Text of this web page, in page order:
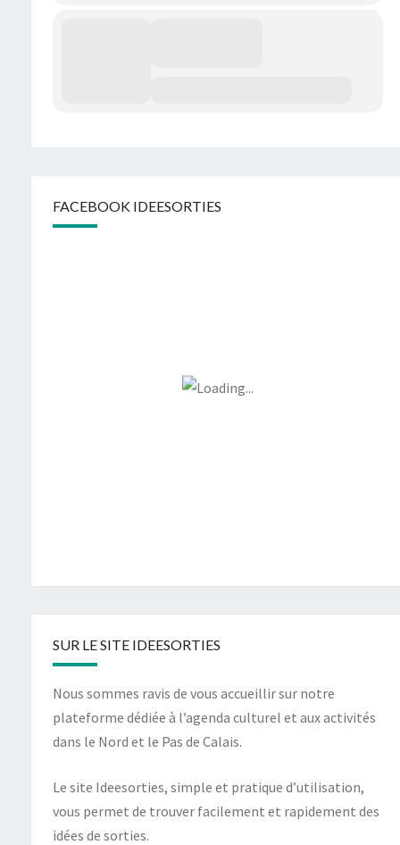
FACEBOOK IDEESORTIES
SUR LE SITE IDEESORTIES
Nous sommes ravis de vous accueillir sur notre
plateforme dédiée à l’agenda culturel et aux activités
dans le Nord et le Pas de Calais.
Le site Ideesorties, simple et pratique d’utilisation,
vous permet de trouver facilement et rapidement des
idées de sorties.